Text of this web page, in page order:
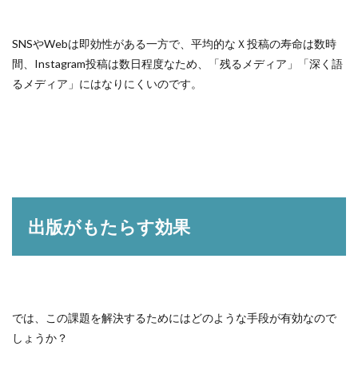
SNSやWebは即効性がある一方で、平均的なＸ投稿の寿命は数時
間、Instagram投稿は数日程度なため、「残るメディア」「深く語
るメディア」にはなりにくいのです。
出版がもたらす効果
では、この課題を解決するためにはどのような手段が有効なので
しょうか？